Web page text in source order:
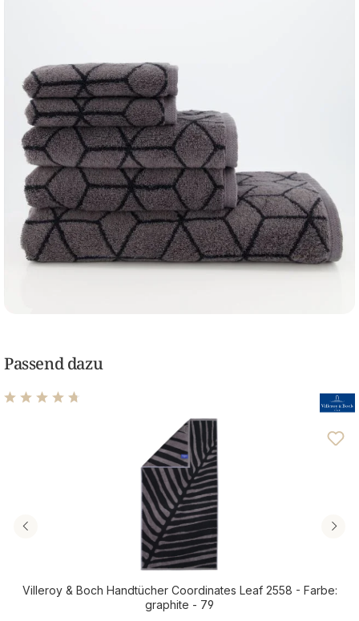
Passend dazu
Durchschnittliche Bewertung von 4.72 von 5 Sternen
Villeroy & Boch Handtücher Coordinates Leaf 2558 - Farbe:
graphite - 79